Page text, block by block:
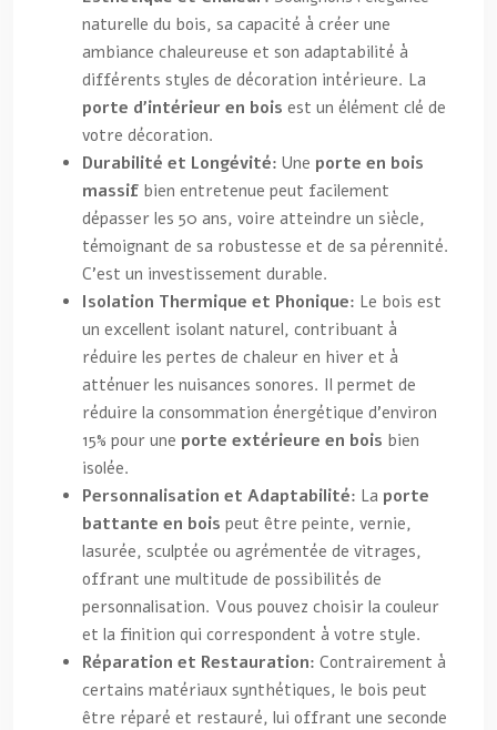
naturelle du bois, sa capacité à créer une
ambiance chaleureuse et son adaptabilité à
différents styles de décoration intérieure. La
porte d’intérieur en bois est un élément clé de
votre décoration.
Durabilité et Longévité: Une porte en bois
massif bien entretenue peut facilement
dépasser les 50 ans, voire atteindre un siècle,
témoignant de sa robustesse et de sa pérennité.
C’est un investissement durable.
Isolation Thermique et Phonique: Le bois est
un excellent isolant naturel, contribuant à
réduire les pertes de chaleur en hiver et à
atténuer les nuisances sonores. Il permet de
réduire la consommation énergétique d’environ
15% pour une porte extérieure en bois bien
isolée.
Personnalisation et Adaptabilité: La porte
battante en bois peut être peinte, vernie,
lasurée, sculptée ou agrémentée de vitrages,
offrant une multitude de possibilités de
personnalisation. Vous pouvez choisir la couleur
et la finition qui correspondent à votre style.
Réparation et Restauration: Contrairement à
certains matériaux synthétiques, le bois peut
être réparé et restauré, lui offrant une seconde